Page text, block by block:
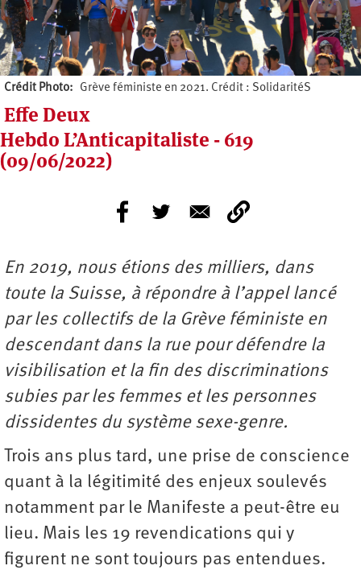
Crédit Photo Grève féministe en 2021. Crédit : SolidaritéS
Effe Deux
Hebdo L’Anticapitaliste - 619
(09/06/2022)
En 2019, nous étions des milliers, dans
toute la Suisse, à répondre à l’appel lancé
par les collectifs de la Grève féministe en
descendant dans la rue pour défendre la
visibilisation et la fin des discriminations
subies par les femmes et les personnes
dissidentes du système sexe-genre.
Trois ans plus tard, une prise de conscience
quant à la légitimité des enjeux soulevés
notamment par le Manifeste a peut-être eu
lieu. Mais les 19 revendications qui y
figurent ne sont toujours pas entendues.